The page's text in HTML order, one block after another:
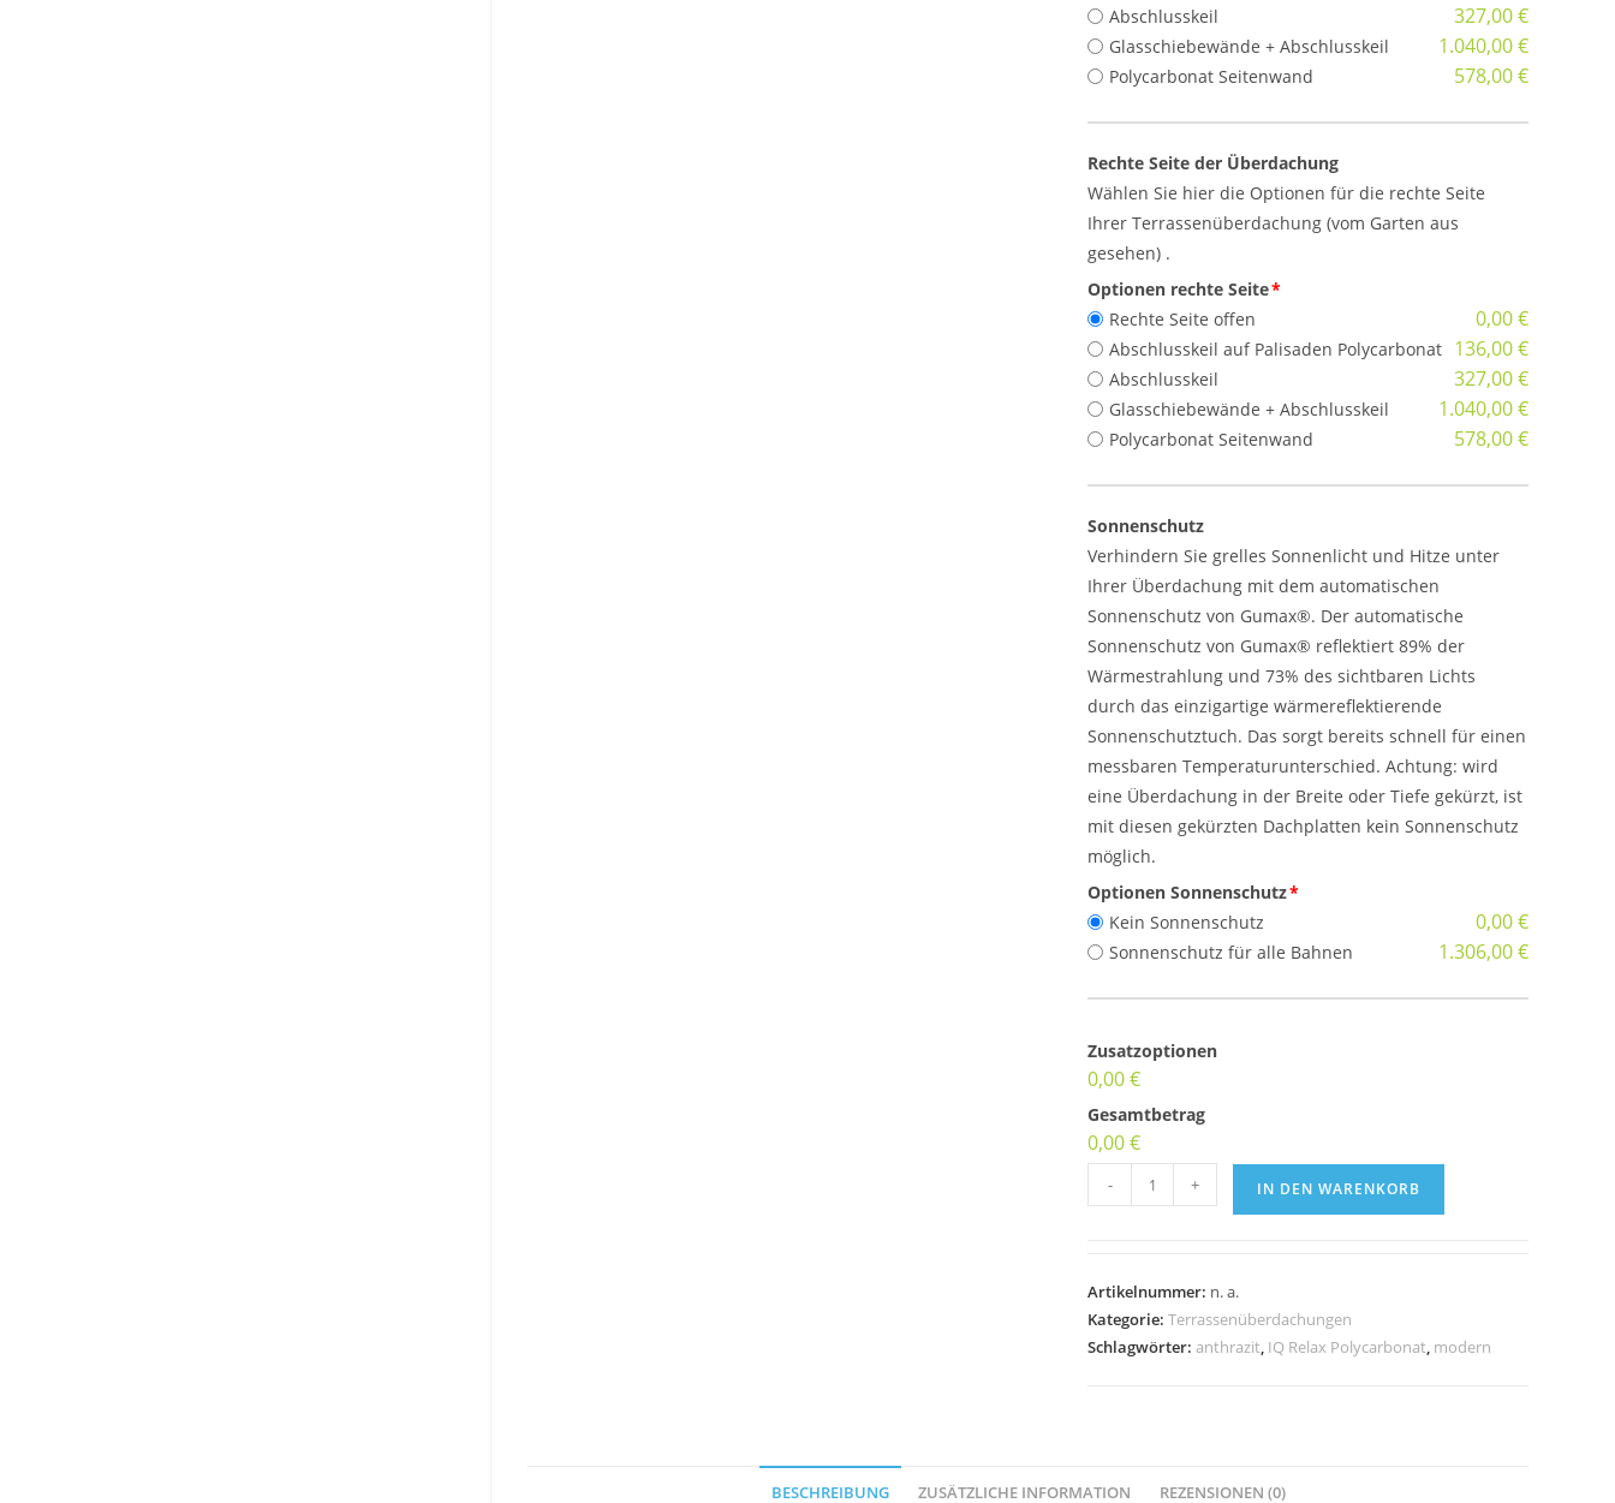
Abschlusskeil 327,00 €
Glasschiebewände + Abschlusskeil 1.040,00 €
Polycarbonat Seitenwand 578,00 €
Rechte Seite der Überdachung
Wählen Sie hier die Optionen für die rechte Seite
Ihrer Terrassenüberdachung (vom Garten aus
gesehen) .
Optionen rechte Seite*
Rechte Seite offen
0,00 €
Abschlusskeil auf Palisaden Polycarbonat 136,00 €
Abschlusskeil 327,00 €
Glasschiebewände + Abschlusskeil 1.040,00 €
Polycarbonat Seitenwand 578,00 €
Sonnenschutz
Verhindern Sie grelles Sonnenlicht und Hitze unter
Ihrer Überdachung mit dem automatischen
Sonnenschutz von Gumax®. Der automatische
Sonnenschutz von Gumax® reflektiert 89% der
Wärmestrahlung und 73% des sichtbaren Lichts
durch das einzigartige wärmereflektierende
Sonnenschutztuch. Das sorgt bereits schnell für einen
messbaren Temperaturunterschied. Achtung: wird
eine Überdachung in der Breite oder Tiefe gekürzt, ist
mit diesen gekürzten Dachplatten kein Sonnenschutz
möglich.
Optionen Sonnenschutz*
Kein Sonnenschutz
0,00 €
Sonnenschutz für alle Bahnen 1.306,00 €
Zusatzoptionen
0,00 €
Gesamtbetrag
0,00 €
- + IN DEN WARENKORB
Artikelnummer: n. a.
Kategorie:Terrassenüberdachungen
Schlagwörter:anthrazit, IQ Relax Polycarbonat, modern
BESCHREIBUNG ZUSÄTZLICHE INFORMATION REZENSIONEN (0)